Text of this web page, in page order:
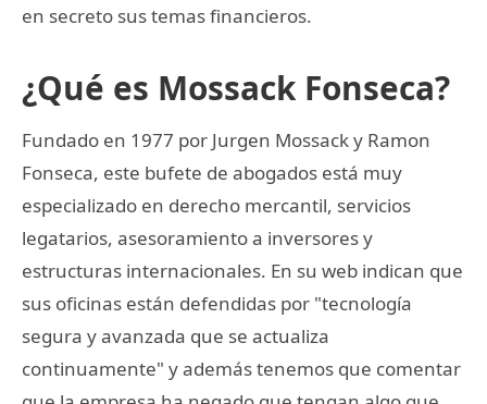
en secreto sus temas financieros.
¿Qué es Mossack Fonseca?
Fundado en 1977 por Jurgen Mossack y Ramon
Fonseca, este bufete de abogados está muy
especializado en derecho mercantil, servicios
legatarios, asesoramiento a inversores y
estructuras internacionales. En su web indican que
sus oficinas están defendidas por "tecnología
segura y avanzada que se actualiza
continuamente" y además tenemos que comentar